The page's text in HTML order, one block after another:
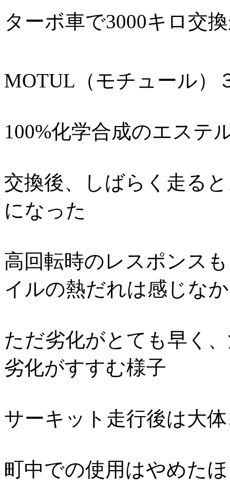
ターボ車で3000キロ交
MOTUL（モチュール
100%化学合成のエステ
交換後、しばらく走る
になった
高回転時のレスポンス
イルの熱だれは感じな
ただ劣化がとても早く
劣化がすすむ様子
サーキット走行後は大
町中での使用はやめた